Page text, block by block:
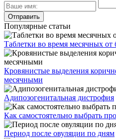
Популярные статьи
Таблетки во время месячных от
Кровянистые выделения
месячными
Адипозогенитальная дистрофия
Как самостоятельно выбрать
Период после овуляции по дням